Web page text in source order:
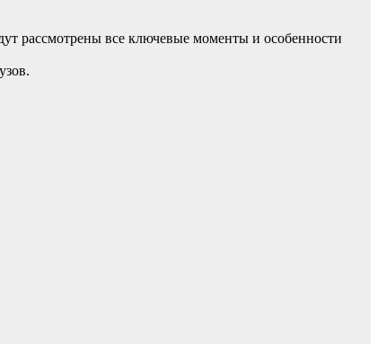
рассмотрены все ключевые моменты и особенности